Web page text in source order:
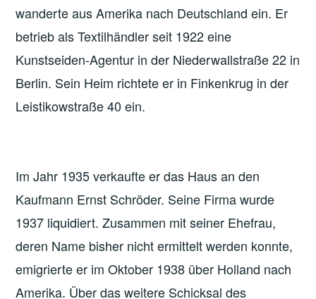
wanderte aus Amerika nach Deutschland ein. Er
betrieb als Textilhändler seit 1922 eine
Kunstseiden-Agentur in der Niederwallstraße 22 in
Berlin. Sein Heim richtete er in Finkenkrug in der
Leistikowstraße 40 ein.
Im Jahr 1935 verkaufte er das Haus an den
Kaufmann Ernst Schröder. Seine Firma wurde
1937 liquidiert. Zusammen mit seiner Ehefrau,
deren Name bisher nicht ermittelt werden konnte,
emigrierte er im Oktober 1938 über Holland nach
Amerika. Über das weitere Schicksal des